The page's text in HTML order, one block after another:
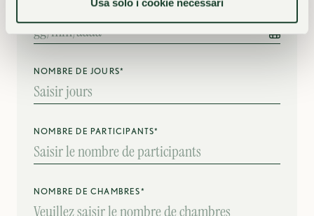
Usa solo i cookie necessari
NOMBRE DE JOURS*
NOMBRE DE PARTICIPANTS*
NOMBRE DE CHAMBRES*